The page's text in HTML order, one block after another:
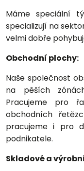
Máme speciální
specializují na
velmi dobře
Obchodní plochy:
Naše společnost
na pěších
Pracujeme pro
obchodních
pracujeme i pro
podnikatele.
Skladové a